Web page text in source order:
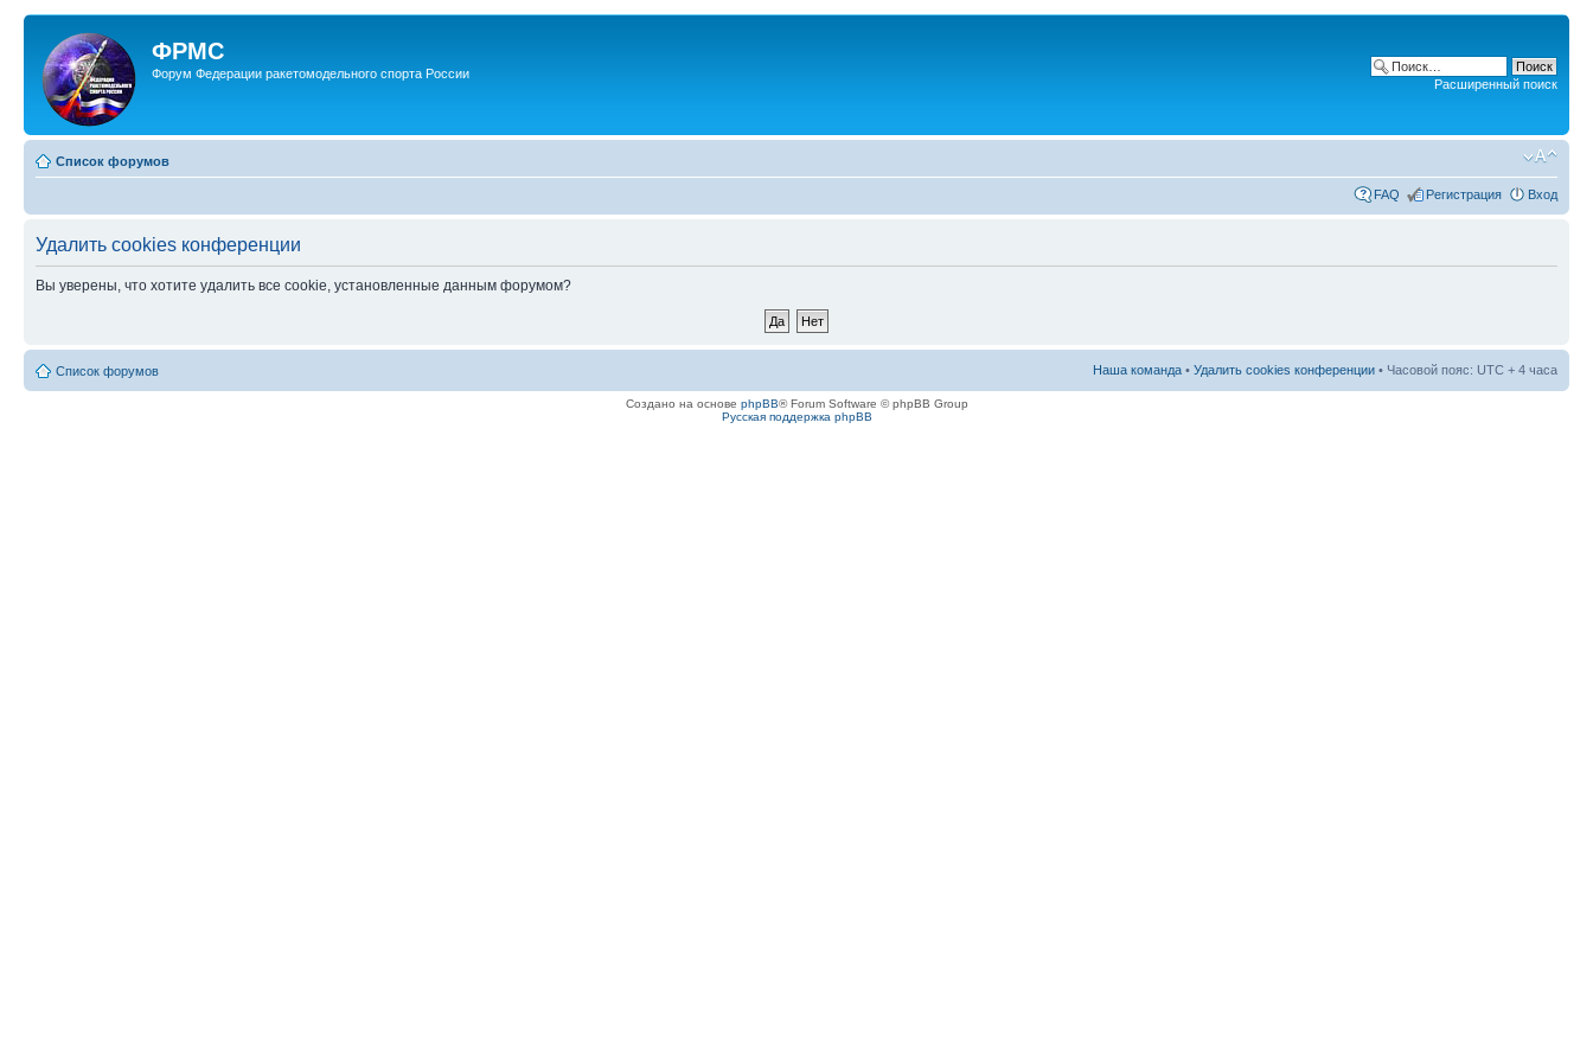
ФРМС
Форум Федерации ракетомодельного спорта России
Расширенный поиск
Список форумов
FAQ Регистрация Вход
Удалить cookies конференции
Вы уверены, что хотите удалить все cookie, установленные данным форумом?
Список форумов Наша команда • Удалить cookies конференции • Часовой пояс: UTC + 4 часа
Создано на основе phpBB® Forum Software © phpBB Group
Русская поддержка phpBB